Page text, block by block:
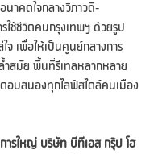
นาคตใจกลางวิภาวดี-
ช้ชีวิตคนกรุงเทพฯ ด้วยรูป
จ เพื่อให้เป็นศูนย์กลางการ
ำสมัย พื้นที่รีเทลหลากหลาย
อบสนองทุกไลฟ์สไตล์คนเมือง
รใหญ่ บริษัท บีทีเอส กรุ๊ป โฮ